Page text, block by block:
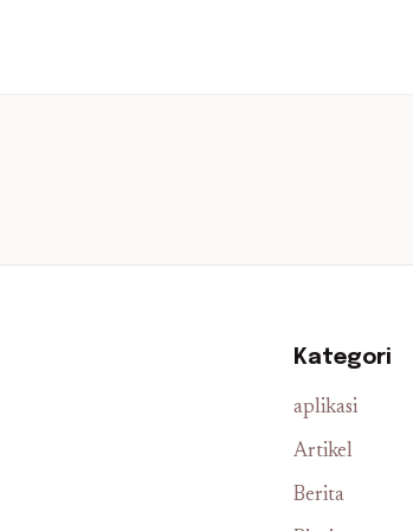
Kategori
aplikasi
Artikel
Berita